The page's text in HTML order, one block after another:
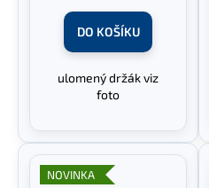
DO KOŠÍKU
ulomený držák viz
foto
NOVINKA